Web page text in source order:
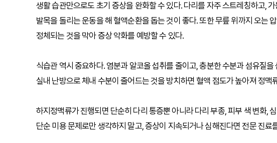
생활 습관만으로도 초기 증상을 완화할 수 있다. 다리를 자주 스트레칭하고,
발목을 돌리는 운동을 해 혈액순환을 돕는 것이 좋다. 또한 무릎 위까지 오는
정체되는 것을 막아 증상 악화를 예방할 수 있다.
식습관 역시 중요하다. 염분과 알코올 섭취를 줄이고, 충분한 수분과 섬유질
실내 난방으로 체내 수분이 줄어드는 것을 방치하면 혈액 점도가 높아져 정맥
하지정맥류가 진행되면 단순히 다리 통증뿐 아니라 다리 부종, 피부 색 변화,
단순 미용 문제로만 생각하지 말고, 증상이 지속되거나 심해진다면 전문 진료